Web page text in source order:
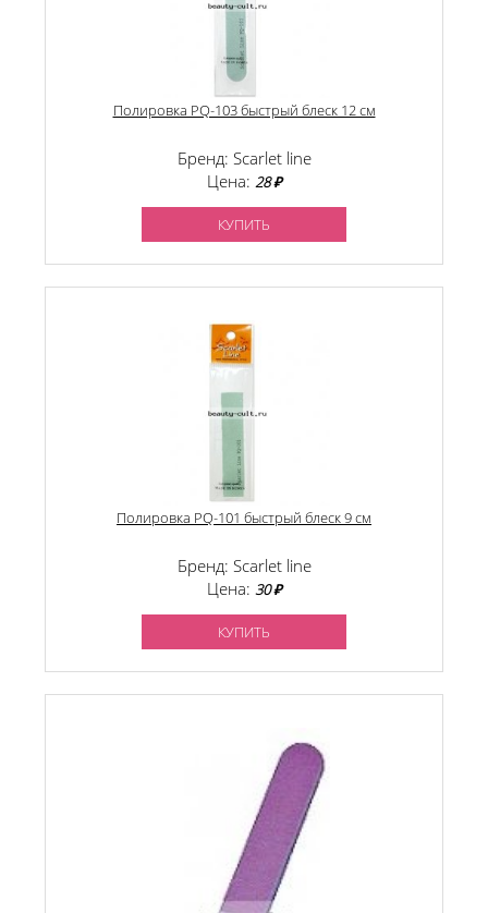
Полировка PQ-103 быстрый блеск 12 см
Бренд: Scarlet line
Цена: 28 ₽
КУПИТЬ
Полировка PQ-101 быстрый блеск 9 см
Бренд: Scarlet line
Цена: 30 ₽
КУПИТЬ